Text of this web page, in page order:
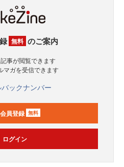
無料 のご案内
事が閲覧できます
マガを受信できます
バックナンバー
員登録 無料
ログイン